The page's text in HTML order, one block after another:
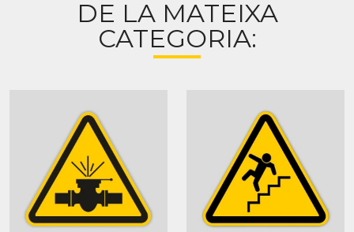
DE LA MATEIXA
CATEGORIA: